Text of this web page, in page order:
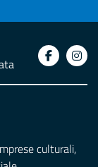
culturali,